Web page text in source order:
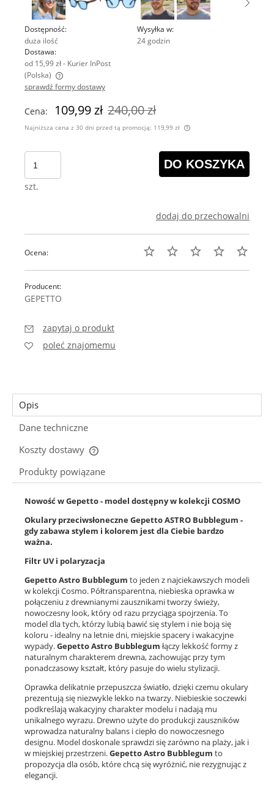
Dostępność:
duża ilość
Wysyłka w:
24 godzin
Dostawa:
od 15,99 zł- Kurier InPost
(Polska)
Cena nie zawiera ewentualnych kosztów płatności
sprawdź formy dostawy
Cena: 109,99 zł 240,00 zł
Najniższa cena z 30 dni przed tą promocją: 119,99 zł
30 dni, wyświetlana
momentu, kiedy
sprzedaży.
szt.
DO KOSZYKA
dodaj do przechowalni
Ocena:
Producent:
GEPETTO
zapytaj o produkt
poleć znajomemu
Opis
Dane techniczne
Koszty dostawy
Cena nie zawiera ewentualnych kosztów płatności
Produkty powiązane
Nowość w Gepetto - model dostępny w kolekcji COSMO
Okulary przeciwsłoneczne Gepetto ASTRO Bubblegum -
gdy zabawa stylem i kolorem jest dla Ciebie bardzo
ważna.
Filtr UV i polaryzacja
Gepetto Astro Bubblegum to jeden z najciekawszych modeli
w kolekcji Cosmo. Półtransparentna, niebieska oprawka w
połączeniu z drewnianymi zausznikami tworzy świeży,
nowoczesny look, który od razu przyciąga spojrzenia. To
model dla tych, którzy lubią bawić się stylem i nie boją się
koloru - idealny na letnie dni, miejskie spacery i wakacyjne
wypady.Gepetto Astro Bubblegum łączy lekkość formy z
naturalnym charakterem drewna, zachowując przy tym
ponadczasowy kształt, który pasuje do wielu stylizacji.
Oprawka delikatnie przepuszcza światło, dzięki czemu okulary
prezentują się niezwykle lekko na twarzy. Niebieskie soczewki
podkreślają wakacyjny charakter modelu i nadają mu
unikalnego wyrazu. Drewno użyte do produkcji zauszników
wprowadza naturalny balans i ciepło do nowoczesnego
designu. Model doskonale sprawdzi się zarówno na plaży, jak i
w miejskiej przestrzeni.Gepetto Astro Bubblegum to
propozycja dla osób, które chcą się wyróżnić, nie rezygnując z
elegancji.